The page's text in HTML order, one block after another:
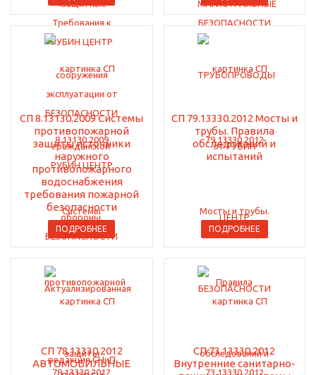
СП 8.13130.2009 Системы
противопожарной
защиты источники
наружного
противопожарного
водоснабжения
требования пожарной
безопасности
ПОДРОБНЕЕ
СП 79.13330.2012 Мосты и
трубы. Правила
обследований и
испытаний
ПОДРОБНЕЕ
СП 78.13330.2012
АВТОМОБИЛЬНЫЕ
СП 73.13330.2012
Внутренние санитарно-